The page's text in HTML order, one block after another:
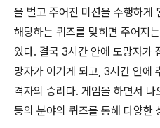
을 벌고 주어진 미션을 수행하게
해당하는 퀴즈를 맞히면 주어지
있다. 결국 3시간 안에 도망자가
망자가 이기게 되고, 3시간 안에
격자의 승리다. 게임을 하면서 나
등의 분야의 퀴즈를 통해 다양한